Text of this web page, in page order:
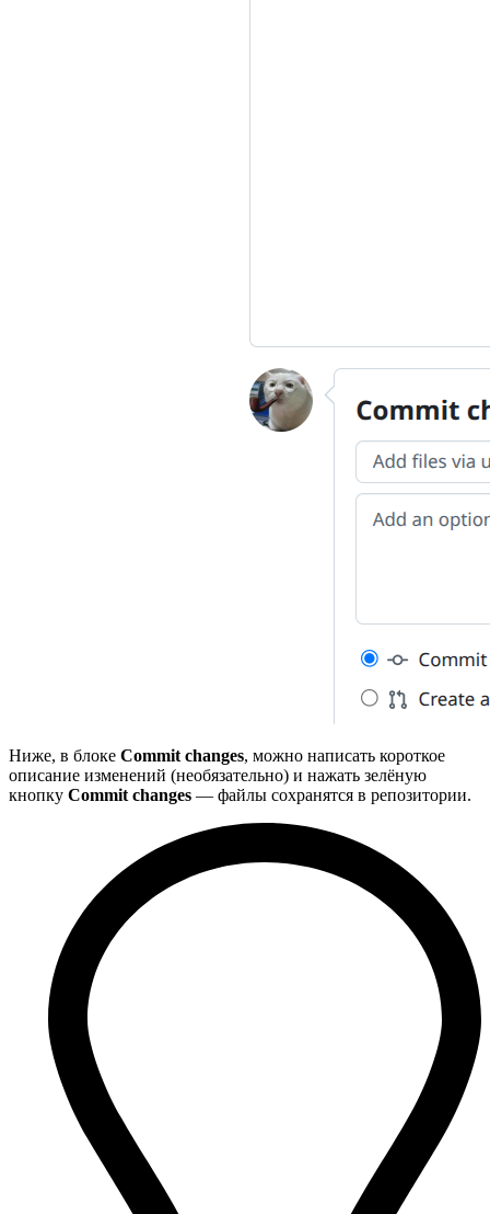
Ниже, в блоке Commit changes, можно написать короткое
описание изменений (необязательно) и нажать зелёную
кнопку Commit changes — файлы сохранятся в репозитории.